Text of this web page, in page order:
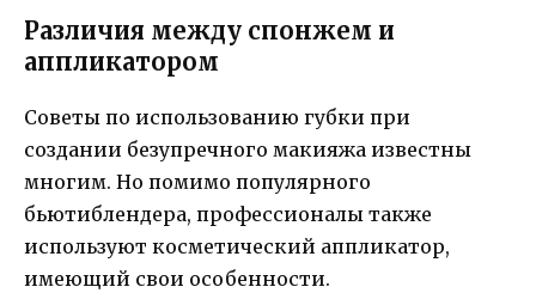
Различия между спонжем и
аппликатором
Советы по использованию губки при
создании безупречного макияжа известны
многим. Но помимо популярного
бьютиблендера, профессионалы также
используют косметический аппликатор,
имеющий свои особенности.